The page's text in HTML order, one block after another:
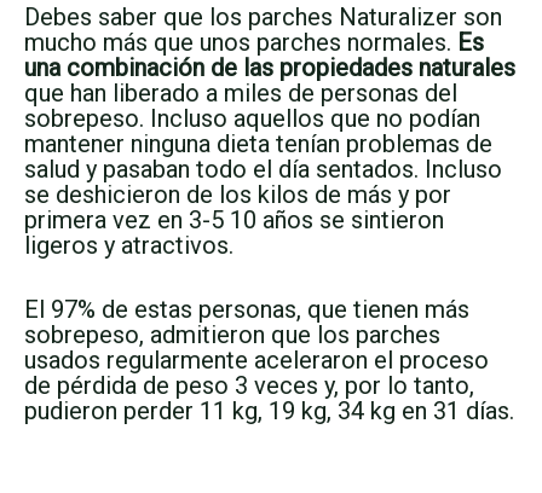
Debes saber que los parches Naturalizer son
mucho más que unos parches normales. Es
una combinación de las propiedades naturales
que han liberado a miles de personas del
sobrepeso. Incluso aquellos que no podían
mantener ninguna dieta tenían problemas de
salud y pasaban todo el día sentados. Incluso
se deshicieron de los kilos de más y por
primera vez en 3-5 10 años se sintieron
ligeros y atractivos.
El 97% de estas personas, que tienen más
sobrepeso, admitieron que los parches
usados regularmente aceleraron el proceso
de pérdida de peso 3 veces y, por lo tanto,
pudieron perder 11 kg, 19 kg, 34 kg en 31 días.